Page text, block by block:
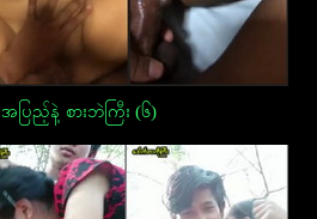
ြည့်နဲ့ စားဘဲကြီး (၆)